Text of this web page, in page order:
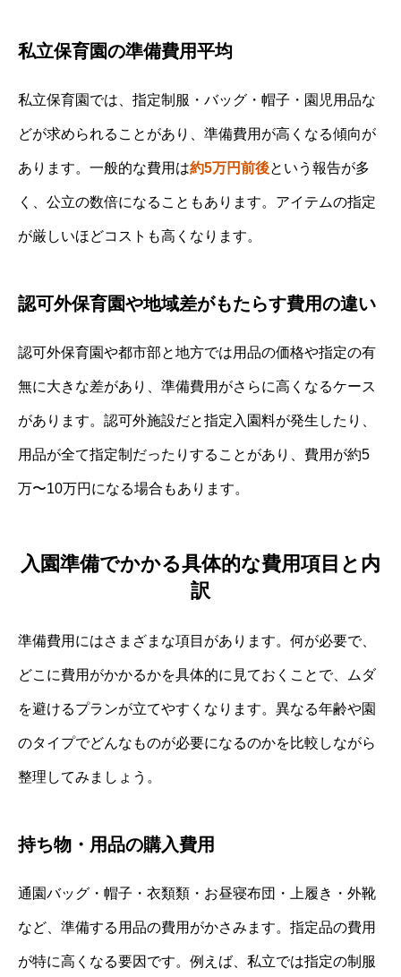
私立保育園の準備費用平均
私立保育園では、指定制服・バッグ・帽子・園児用品な
どが求められることがあり、準備費用が高くなる傾向が
あります。一般的な費用は約5万円前後という報告が多
く、公立の数倍になることもあります。アイテムの指定
が厳しいほどコストも高くなります。
認可外保育園や地域差がもたらす費用の違い
認可外保育園や都市部と地方では用品の価格や指定の有
無に大きな差があり、準備費用がさらに高くなるケース
があります。認可外施設だと指定入園料が発生したり、
用品が全て指定制だったりすることがあり、費用が約5
万〜10万円になる場合もあります。
入園準備でかかる具体的な費用項目と内
訳
準備費用にはさまざまな項目があります。何が必要で、
どこに費用がかかるかを具体的に見ておくことで、ムダ
を避けるプランが立てやすくなります。異なる年齢や園
のタイプでどんなものが必要になるのかを比較しながら
整理してみましょう。
持ち物・用品の購入費用
通園バッグ・帽子・衣類類・お昼寝布団・上履き・外靴
など、準備する用品の費用がかさみます。指定品の費用
が特に高くなる要因です。例えば、私立では指定の制服